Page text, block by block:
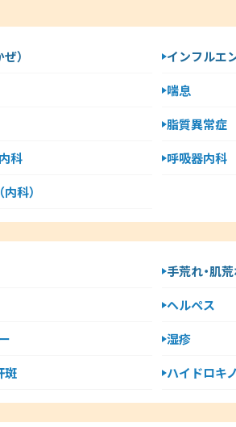
） インフルエ
喘息
脂質異常症
科
呼吸器内科
科）
手荒れ・肌
ヘルペス
湿疹
斑 ハイドロキ